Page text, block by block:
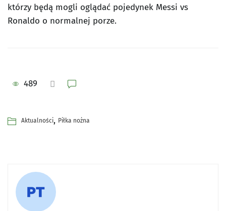
którzy będą mogli oglądać pojedynek Messi vs
Ronaldo o normalnej porze.
489
Aktualności, Piłka nożna